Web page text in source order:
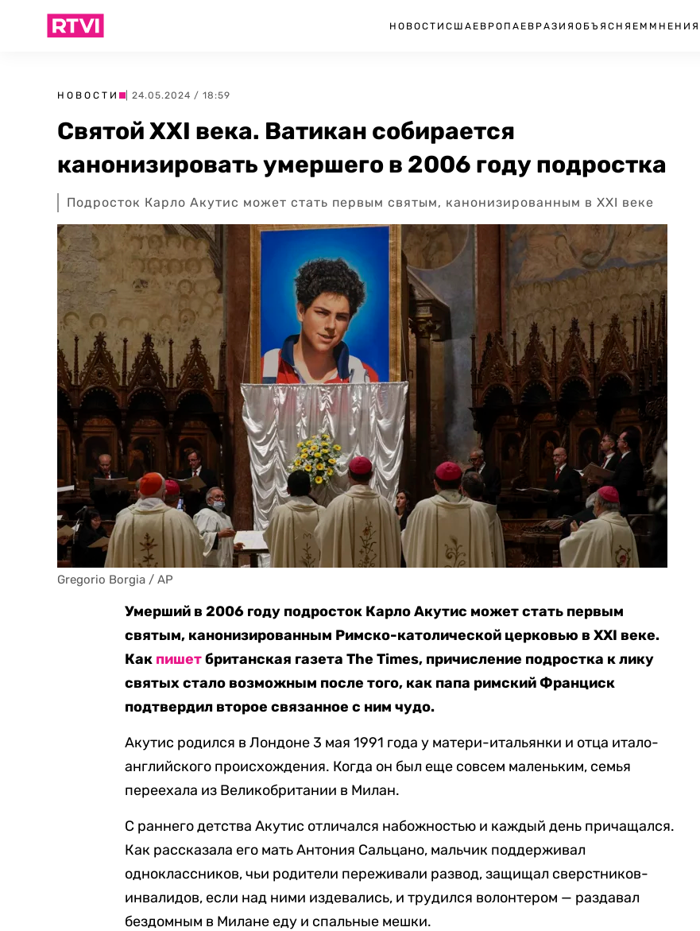
НОВОСТИ США ЕВРОПА ЕВРАЗИЯ ОБЪЯСНЯЕМ МНЕНИЯ
НОВОСТИ | 24.05.2024 / 18:59
Святой XXI века. Ватикан собирается
канонизировать умершего в 2006 году подростка
Подросток Карло Акутис может стать первым святым, канонизированным в XXI веке
Gregorio Borgia / AP
Умерший в 2006 году подросток Карло Акутис может стать первым
святым, канонизированным Римско-католической церковью в ХХI веке.
Как пишетбританская газета The Times, причисление подростка к лику
святых стало возможным после того, как папа римский Франциск
подтвердил второе связанное с ним чудо.
Акутис родился в Лондоне 3 мая 1991 года у матери-итальянки и отца итало-
английского происхождения. Когда он был еще совсем маленьким, семья
переехала из Великобритании в Милан.
С раннего детства Акутис отличался набожностью и каждый день причащался.
Как рассказала его мать Антония Сальцано, мальчик поддерживал
одноклассников, чьи родители переживали развод, защищал сверстников-
инвалидов, если над ними издевались, и трудился волонтером — раздавал
бездомным в Милане еду и спальные мешки.